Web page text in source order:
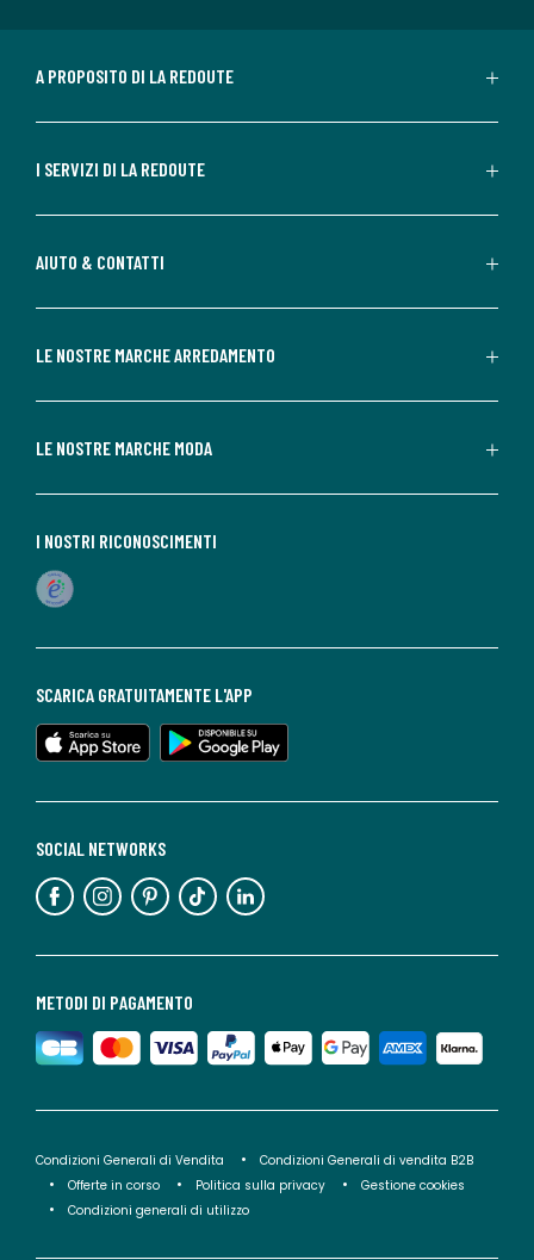
A PROPOSITO DI LA REDOUTE
I SERVIZI DI LA REDOUTE
AIUTO & CONTATTI
LE NOSTRE MARCHE ARREDAMENTO
LE NOSTRE MARCHE MODA
METODI DI PAGAMENTO
SOCIAL NETWORKS
SCARICA GRATUITAMENTE L'APP
I NOSTRI RICONOSCIMENTI
Condizioni Generali di Vendita
Condizioni Generali di vendita B2B
Offerte in corso
Politica sulla privacy
Gestione cookies
Condizioni generali di utilizzo